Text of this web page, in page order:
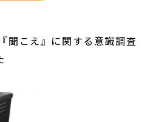
聞こえ』に関する意識調査